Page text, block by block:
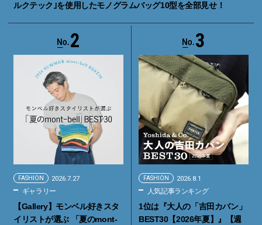
ルクテック｣を使用したモノグラムバッグ10型を全部見せ！
2
FASHION 2026.7.27
ギャラリー
【Gallery】モンベル好きスタ
イリストが選ぶ 「夏のmont-
3
FASHION 2026.8.1
人気記事ランキング
1位は『大人の「吉田カバン」
BEST30【2026年夏】』【週